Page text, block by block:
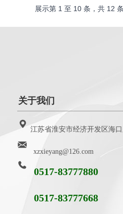
展示第 1 至 10 条，共 12
xzxieyang@126.com
关于我们
江苏省淮安市经济开发区海
0517-83777880
0517-83777668